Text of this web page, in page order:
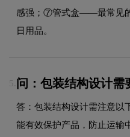
感强；⑦管式盒——最常见的
日用品。
5. 问：包装结构设计需
答：包装结构设计需注意
能有效保护产品，防止运